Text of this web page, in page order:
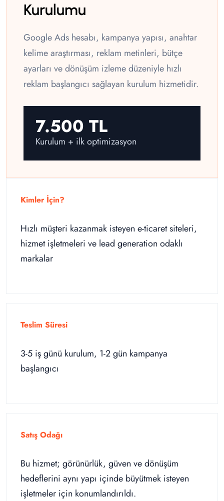
Kurulumu
Google Ads hesabı, kampanya yapısı, anahtar
kelime araştırması, reklam metinleri, bütçe
ayarları ve dönüşüm izleme düzeniyle hızlı
reklam başlangıcı sağlayan kurulum hizmetidir.
7.500 TL
Kurulum + ilk optimizasyon
Kimler İçin?
Hızlı müşteri kazanmak isteyen e-ticaret siteleri,
hizmet işletmeleri ve lead generation odaklı
markalar
Teslim Süresi
3-5 iş günü kurulum, 1-2 gün kampanya
başlangıcı
Satış Odağı
Bu hizmet; görünürlük, güven ve dönüşüm
hedeflerini aynı yapı içinde büyütmek isteyen
işletmeler için konumlandırıldı.